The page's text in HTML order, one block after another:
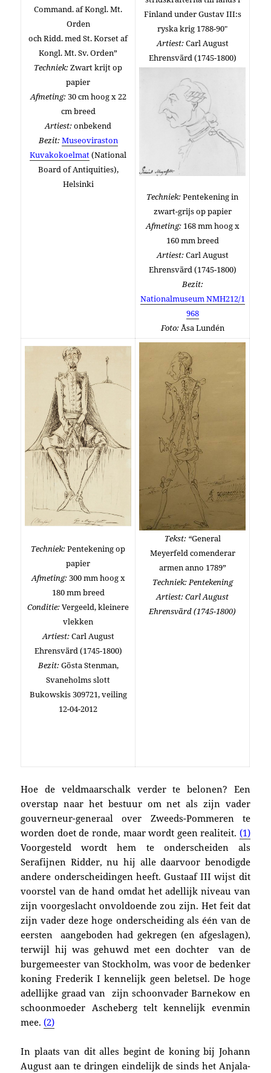
Command. af Kongl. Mt.
Orden
och Ridd. med St. Korset af
Kongl. Mt. Sv. Orden”
Techniek:Zwart krijt op
papier
Afmeting:30 cm hoog x 22
cm breed
Artiest:onbekend
Bezit:Museoviraston
Kuvakokoelmat(National
Board of Antiquities),
Helsinki
Finland under Gustav III:s
ryska krig 1788-90″
Artiest:Carl August
Ehrensvärd (1745-1800)
Techniek:Pentekening in
zwart-grijs op papier
Afmeting: 168 mm hoog x
160 mm breed
Artiest:Carl August
Ehrensvärd (1745-1800)
Bezit:
Nationalmuseum NMH212/1
968
Foto:Åsa Lundén
Techniek:Pentekening op
papier
Afmeting:300 mm hoog x
180 mm breed
Conditie:Vergeeld, kleinere
vlekken
Artiest:Carl August
Ehrensvärd (1745-1800)
Bezit:Gösta Stenman,
Svaneholms slott
Bukowskis 309721, veiling
12-04-2012
Tekst: “General
Meyerfeld comenderar
armen anno 1789”
Techniek: Pentekening
Artiest: Carl August
Ehrensvärd (1745-1800)
Hoe de veldmaarschalk verder te belonen? Een
overstap naar het bestuur om net als zijn vader
gouverneur-generaal over Zweeds-Pommeren te
worden doet de ronde, maar wordt geen realiteit. (1)
Voorgesteld wordt hem te onderscheiden als
Serafijnen Ridder, nu hij alle daarvoor benodigde
andere onderscheidingen heeft. Gustaaf III wijst dit
voorstel van de hand omdat het adellijk niveau van
zijn voorgeslacht onvoldoende zou zijn. Het feit dat
zijn vader deze hoge onderscheiding als één van de
eersten aangeboden had gekregen (en afgeslagen),
terwijl hij was gehuwd meteen dochter van de
burgemeester van Stockholm, was voor de bedenker
koning Frederik I kennelijk geen beletsel.De hoge
adellijke graad van zijn schoonvader Barnekow en
schoonmoeder Ascheberg telt kennelijk evenmin
mee. (2)
In plaats van dit alles begint de koning bij Johann
August aan te dringen eindelijk de sinds het Anjala-